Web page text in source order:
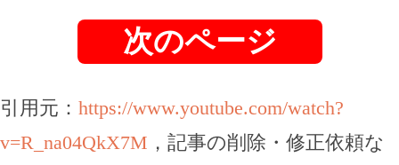
次のページ
引用元： https://www.youtube.com/watch?
v=R_na04QkX7M ，記事の削除・修正依頼な